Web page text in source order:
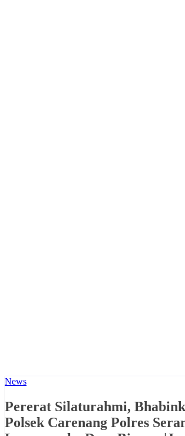
News
Pererat Silaturahmi,
Polsek Carenang Polres